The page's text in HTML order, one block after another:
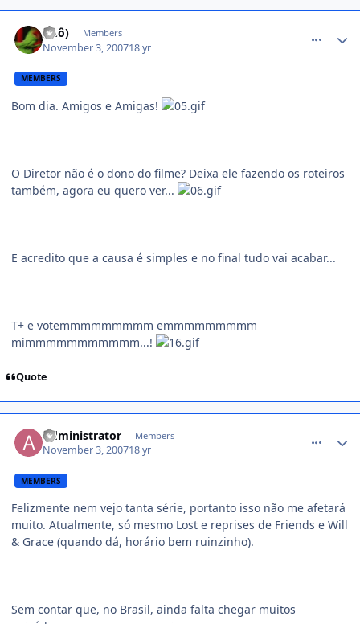
(Õ.ô) Members
November 3, 200718 yr
MEMBERS
Bom dia. Amigos e Amigas!
O Diretor não é o dono do filme? Deixa ele fazendo os roteiros
também, agora eu quero ver...
E acredito que a causa é simples e no final tudo vai acabar...
T+ e votemmmmmmmmm emmmmmmmmm
mimmmmmmmmmmm...!
Quote
Administrator Members
November 3, 200718 yr
MEMBERS
Felizmente nem vejo tanta série, portanto isso não me afetará
muito. Atualmente, só mesmo Lost e reprises de Friends e Will
& Grace (quando dá, horário bem ruinzinho).
Sem contar que, no Brasil, ainda falta chegar muitos